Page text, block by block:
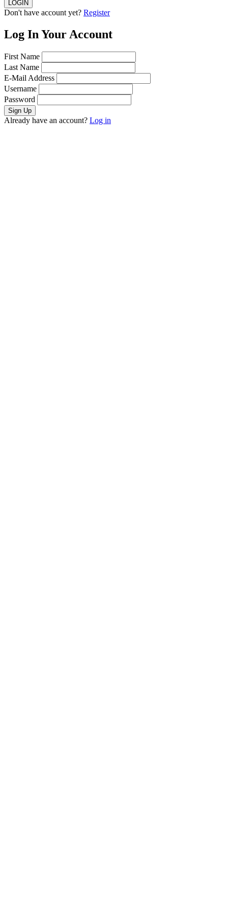
Don't have account yet? Register
Log In Your Account
First Name
Last Name
E-Mail Address
Username
Password
Already have an account? Log in